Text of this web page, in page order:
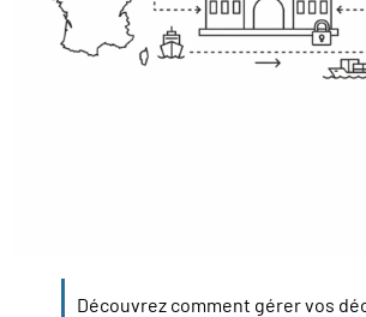
Découvrez comment gérer vos